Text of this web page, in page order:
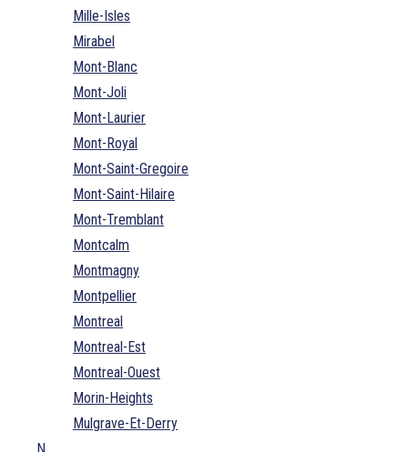
Mille-Isles
Mirabel
Mont-Blanc
Mont-Joli
Mont-Laurier
Mont-Royal
Mont-Saint-Gregoire
Mont-Saint-Hilaire
Mont-Tremblant
Montcalm
Montmagny
Montpellier
Montreal
Montreal-Est
Montreal-Ouest
Morin-Heights
Mulgrave-Et-Derry